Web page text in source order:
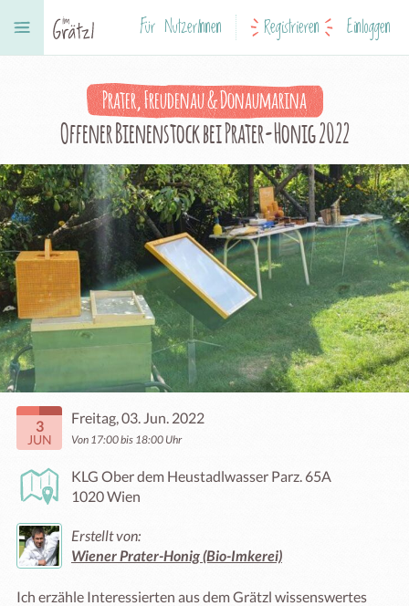
Für NutzerInnen Registrieren Einloggen
Prater, Freudenau & Donaumarina
Offener Bienenstock bei Prater-Honig 2022
3
JUN
Freitag, 03. Jun. 2022
Von 17:00 bis 18:00 Uhr
KLG Ober dem Heustadlwasser Parz. 65A
1020 Wien
Erstellt von:
Wiener Prater-Honig (Bio-Imkerei)
Ich erzähle Interessierten aus dem Grätzl wissenswertes